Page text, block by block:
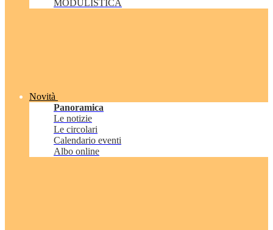
MODULISTICA
Novità
Panoramica
Le notizie
Le circolari
Calendario eventi
Albo online